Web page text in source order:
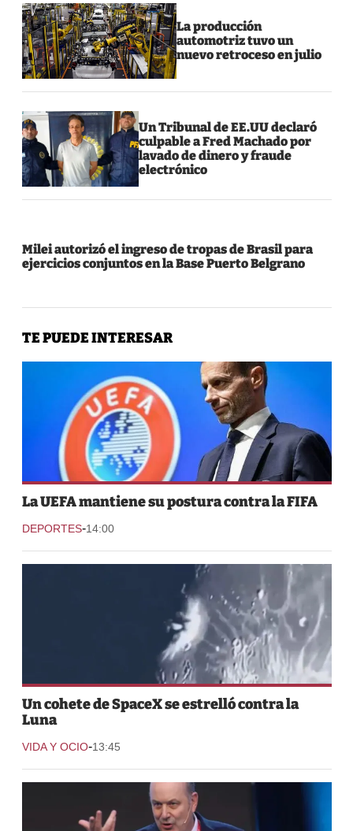
La producción
automotriz tuvo un
nuevo retroceso en julio
Un Tribunal de EE.UU declaró
culpable a Fred Machado por
lavado de dinero y fraude
electrónico
Milei autorizó el ingreso de tropas de Brasil para
ejercicios conjuntos en la Base Puerto Belgrano
TE PUEDE INTERESAR
La UEFA mantiene su postura contra la FIFA
DEPORTES-14:00
Un cohete de SpaceX se estrelló contra la
Luna
VIDA Y OCIO-13:45